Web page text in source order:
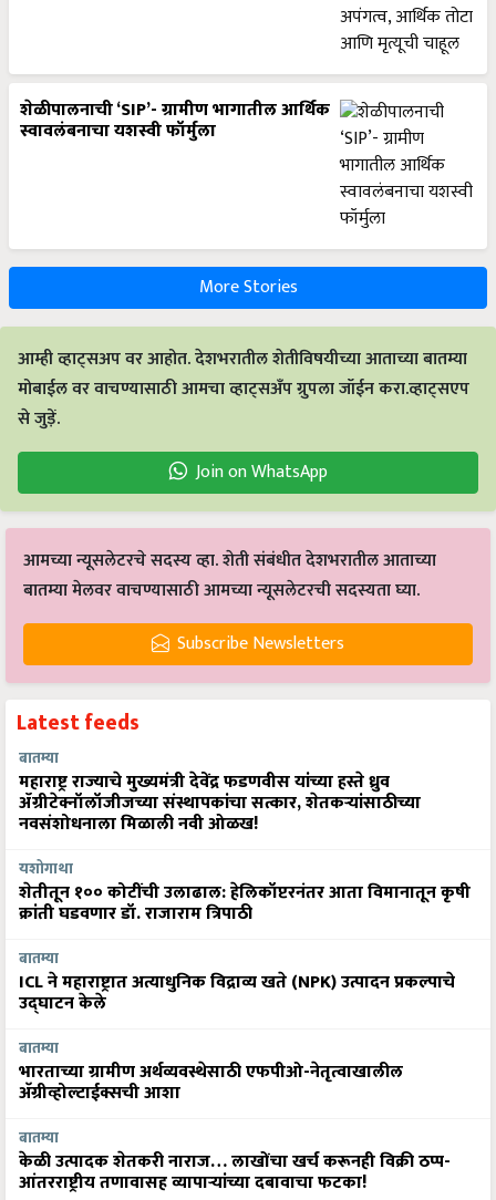
शेळीपालनाची ‘SIP’- ग्रामीण भागातील आर्थिक
स्वावलंबनाचा यशस्वी फॉर्मुला
More Stories
आम्ही व्हाट्सअप वर आहोत. देशभरातील शेतीविषयीच्या आताच्या बातम्या
मोबाईल वर वाचण्यासाठी आमचा व्हाट्सअँप ग्रुपला जॉईन करा.व्हाट्सएप
से जुड़ें.
Join on WhatsApp
आमच्या न्यूसलेटरचे सदस्य व्हा. शेती संबंधीत देशभरातील आताच्या
बातम्या मेलवर वाचण्यासाठी आमच्या न्यूसलेटरची सदस्यता घ्या.
Subscribe Newsletters
Latest feeds
बातम्या
महाराष्ट्र राज्याचे मुख्यमंत्री देवेंद्र फडणवीस यांच्या हस्ते ध्रुव
ॲग्रीटेक्नॉलॉजीजच्या संस्थापकांचा सत्कार, शेतकऱ्यांसाठीच्या
नवसंशोधनाला मिळाली नवी ओळख!
यशोगाथा
शेतीतून १०० कोटींची उलाढाल: हेलिकॉप्टरनंतर आता विमानातून कृषी
क्रांती घडवणार डॉ. राजाराम त्रिपाठी
बातम्या
ICL ने महाराष्ट्रात अत्याधुनिक विद्राव्य खते (NPK) उत्पादन प्रकल्पाचे
उद्घाटन केले
बातम्या
भारताच्या ग्रामीण अर्थव्यवस्थेसाठी एफपीओ-नेतृत्वाखालील
अ‍ॅग्रीव्होल्टाईक्सची आशा
बातम्या
केळी उत्पादक शेतकरी नाराज… लाखोंचा खर्च करूनही विक्री ठप्प-
आंतरराष्ट्रीय तणावासह व्यापाऱ्यांच्या दबावाचा फटका!